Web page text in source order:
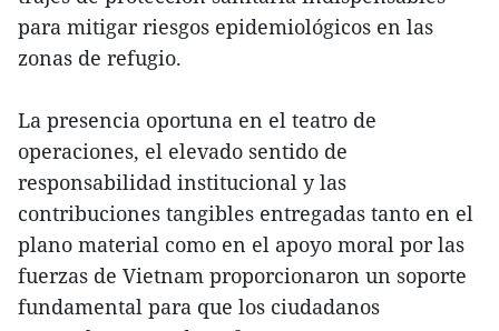
para mitigar riesgos epidemiológicos en las
zonas de refugio.
La presencia oportuna en el teatro de
operaciones, el elevado sentido de
responsabilidad institucional y las
contribuciones tangibles entregadas tanto en el
plano material como en el apoyo moral por las
fuerzas de Vietnam proporcionaron un soporte
fundamental para que los ciudadanos